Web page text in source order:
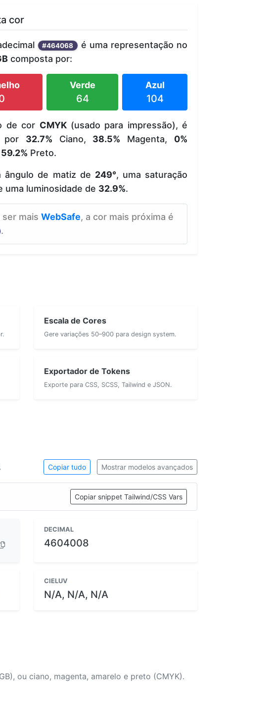
cor
#464068 é uma representação no
composta por:
Verde
64
Azul
104
de cor CMYK(usado para impressão), é
por 32.7% Ciano, 38.5% Magenta, 0%
59.2% Preto.
ângulo de matiz de 249°, uma saturação
uma luminosidade de 32.9%.
ser mais WebSafe, a cor mais próxima é
.
Escala de Cores
Gere variações 50–900 para design system.
Exportador de Tokens
Exporte para CSS, SCSS, Tailwind e JSON.
Copiar tudo Mostrar modelos avançados
Copiar snippet Tailwind/CSS Vars
DECIMAL
4604008
CIELUV
N/A, N/A, N/A
ou ciano, magenta, amarelo e preto (CMYK).